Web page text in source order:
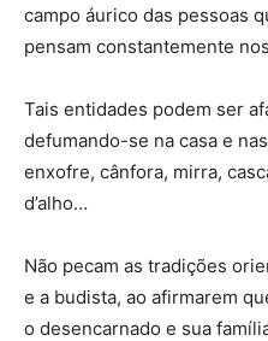
campo áurico das pessoas
pensam constantemente
Tais entidades podem ser
defumando-se na casa e
enxofre, cânfora, mirra,
d’alho…
Não pecam as tradições
e a budista, ao afirmarem
o desencarnado e sua